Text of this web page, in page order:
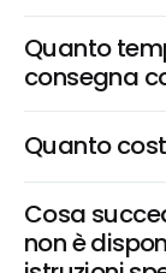
Quanto
consegna
Quanto
Cosa
non è